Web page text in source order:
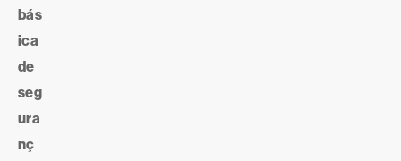
bás
ica
de
seg
ura
nç